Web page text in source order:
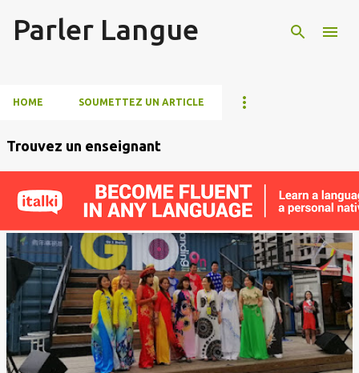
Parler Langue
HOME SOUMETTEZ UN ARTICLE
i
c
e
s
Trouvez un enseignant